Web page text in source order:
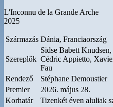
L'Inconnu de la Grande Arche
2025
Származás Dánia, Franciaország
Szereplők
Sidse Babett
Cédric Appietto,
Fau
Rendező
Stéphane Demoustier
Premier
2026. május 28.
Korhatár
Tizenkét éven aluliak